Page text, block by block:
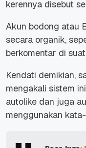
kerennya disebut
Akun bodong atau
secara organik,
berkomentar di
Kendati demikian,
mengakali sistem
autolike dan juga
menggunakan